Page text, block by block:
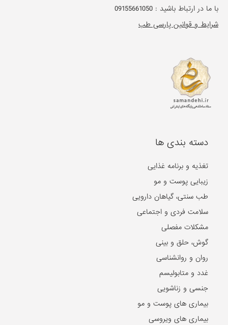
با ما در ارتباط باشید :09155661050
شرایط و قوانین پارسی طب
دسته بندی ها
تغذیه و برنامه غذایی
زیبایی پوست و مو
طب سنتی، گیاهان دارویی
سلامت فردی و اجتماعی
مشکلات مفصلی
گوش، حلق و بینی
روان و روانشناسی
غدد و متابولیسم
جنسی و زناشویی
بیماری های پوست و مو
بیماری های ویروسی